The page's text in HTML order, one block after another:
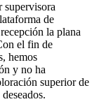
supervisora
de
la plana
el fin de
hemos
y no ha
superior de